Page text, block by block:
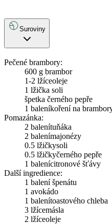
Suroviny
Pečené brambory:
600 g brambor
1-2 lžíceoleje
1 lžička soli
špetka černého pepře
1 baleníkoření na
Pomazánka:
2 balenítuňáka
2 balenímajonézy
0.5 lžičkysoli
0.5 lžičkyčerného pepře
1 balenícitronové šťávy
Další ingredience:
1 baleníšpenátu
1 avokádo
1 balenítoastového chleba
3 lžícemásla
2 lžíceoleje